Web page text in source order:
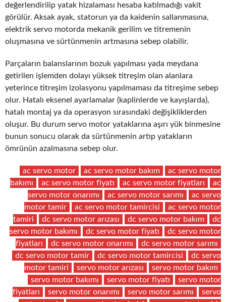
değerlendirilip yatak hizalaması hesaba katılmadığı vakit
görülür. Aksak ayak, statorun ya da kaidenin sallanmasına,
elektrik servo motorda mekanik gerilim ve titremenin
oluşmasına ve sürtünmenin artmasına sebep olabilir.
Parçaların balanslarının bozuk yapılması yada meydana
getirilen işlemden dolayı yüksek titreşim olan alanlara
yeterince titreşim izolasyonu yapılmaması da titreşime sebep
olur. Hatalı eksenel ayarlamalar (kaplinlerde ve kayışlarda),
hatalı montaj ya da operasyon sırasındaki değişikliklerden
oluşur. Bu durum servo motor yataklarına aşırı yük binmesine
bunun sonucu olarak da sürtünmenin artıp yatakların
ömrünün azalmasına sebep olur.
ac servo motor ac servo motor bakım
ac servo motor
bakımı
ac servo motor fiyatı ac servo motor fiyatları
ac
servo motor onarımı
ac servo motor sarımı
ac servo
motor tamir
ac servo motor tamircisi
ac servo motor
tamiri
dc servo motor arızası dc servo motor bakım
dc
servo motor bakımı
dc servo motor fiyatı
dc servo motor
fiyatları
dc servo motor onarımı
dc servo motor sarımı
dc servo motor tamir
dc servo motor tamircisi
dc servo
motor tamiri
servo motor arızası
servo motor bakım
servo motor bakımı
servo motor fiyatı
servo motor
fiyatları
servo motor onarımı servo motor sarımı
servo